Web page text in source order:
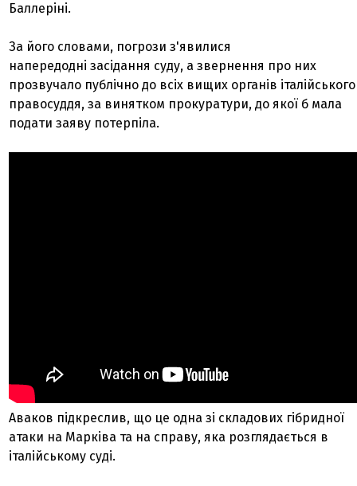
Баллеріні.
За його словами, погрози з'явилися
напередодні засідання суду, а звернення про них
прозвучало публічно до всіх вищих органів італійського
правосуддя, за винятком прокуратури, до якої б мала
подати заяву потерпіла.
Аваков підкреслив, що це одна зі складових гібридної
атаки на Марківа та на справу, яка розглядається в
італійському суді.